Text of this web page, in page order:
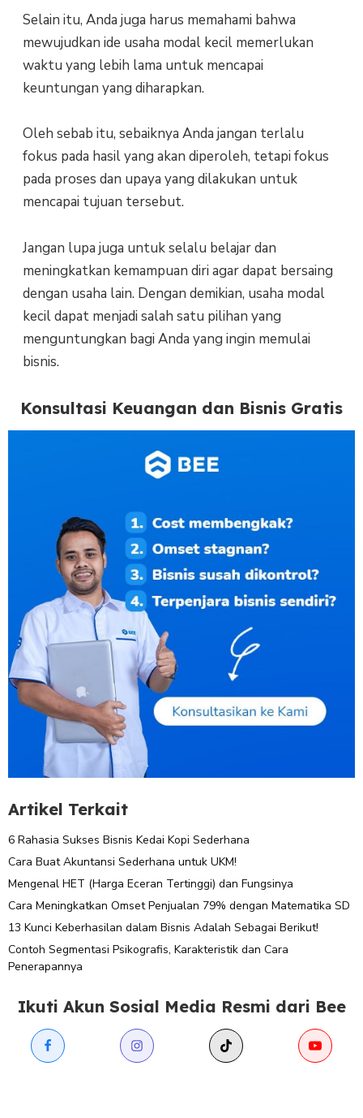
Selain itu, Anda juga harus memahami bahwa
mewujudkan ide usaha modal kecil memerlukan
waktu yang lebih lama untuk mencapai
keuntungan yang diharapkan.
Oleh sebab itu, sebaiknya Anda jangan terlalu
fokus pada hasil yang akan diperoleh, tetapi fokus
pada proses dan upaya yang dilakukan untuk
mencapai tujuan tersebut.
Jangan lupa juga untuk selalu belajar dan
meningkatkan kemampuan diri agar dapat bersaing
dengan usaha lain. Dengan demikian, usaha modal
kecil dapat menjadi salah satu pilihan yang
menguntungkan bagi Anda yang ingin memulai
bisnis.
Konsultasi Keuangan dan Bisnis Gratis
Artikel Terkait
6 Rahasia Sukses Bisnis Kedai Kopi Sederhana
Cara Buat Akuntansi Sederhana untuk UKM!
Mengenal HET (Harga Eceran Tertinggi) dan Fungsinya
Cara Meningkatkan Omset Penjualan 79% dengan Matematika SD
13 Kunci Keberhasilan dalam Bisnis Adalah Sebagai Berikut!
Contoh Segmentasi Psikografis, Karakteristik dan Cara
Penerapannya
Ikuti Akun Sosial Media Resmi dari Bee